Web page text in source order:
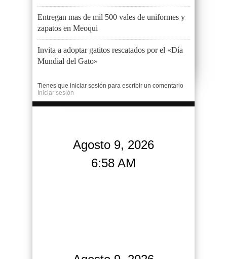
Entregan mas de mil 500 vales de uniformes y
zapatos en Meoqui
Invita a adoptar gatitos rescatados por el «Día
Mundial del Gato»
Tienes que iniciar sesión para escribir un comentario
Iniciar sesión
Agosto 9, 2026
6:58 AM